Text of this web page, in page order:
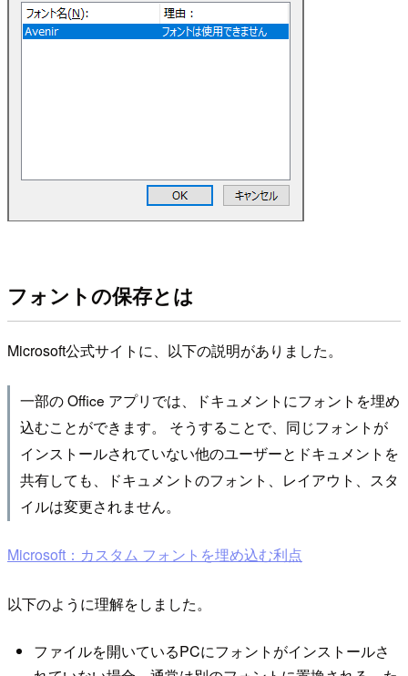
フォントの保存とは
Microsoft公式サイトに、以下の説明がありました。
一部の Office アプリでは、ドキュメントにフォントを埋め
込むことができます。 そうすることで、同じフォントが
インストールされていない他のユーザーとドキュメントを
共有しても、ドキュメントのフォント、レイアウト、スタ
イルは変更されません。
Microsoft：カスタム フォントを埋め込む利点
以下のように理解をしました。
ファイルを開いているPCにフォントがインストールさ